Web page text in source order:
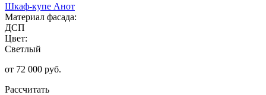
Шкаф-купе Анот
Материал фасада:
ДСП
Цвет:
Светлый
от 72 000 руб.
Рассчитать